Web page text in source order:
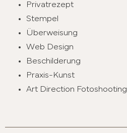
Privatrezept
Stempel
Überweisung
Web Design
Beschilderung
Praxis-Kunst
Art Direction Fotoshooting